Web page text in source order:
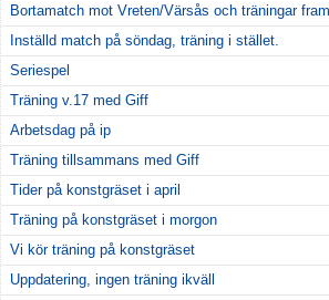
Bortamatch mot Vreten/Värsås och träningar
Inställd match på söndag, träning i stället.
Seriespel
Träning v.17 med Giff
Arbetsdag på ip
Träning tillsammans med Giff
Tider på konstgräset i april
Träning på konstgräset i morgon
Vi kör träning på konstgräset
Uppdatering, ingen träning ikväll